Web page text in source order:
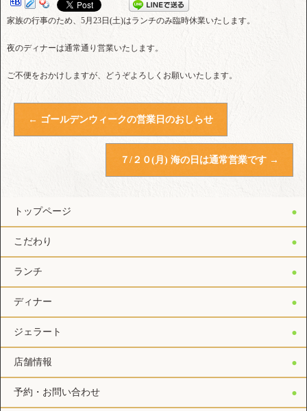
家族の行事のため、5月23日(土)はランチのみ臨時休業いたします。
夜のディナーは通常通り営業いたします。
ご不便をおかけしますが、どうぞよろしくお願いいたします。
← ゴールデンウィークの営業日のおしらせ
７/２０(月) 海の日は通常営業です →
トップページ
こだわり
ランチ
ディナー
ジェラート
店舗情報
予約・お問い合わせ